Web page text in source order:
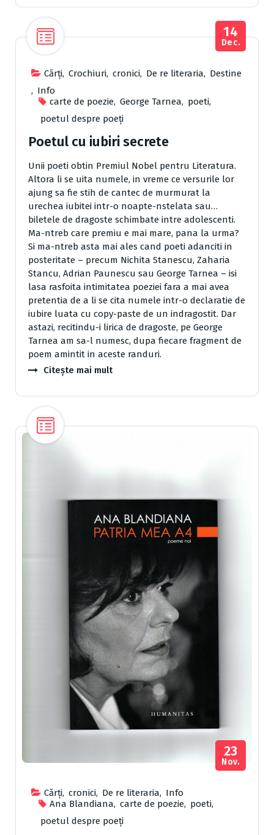
Cărţi, Crochiuri, cronici, De re literaria, Destine
, Info
carte de poezie, George Tarnea, poeti,
poetul despre poeți
14
Dec.
Poetul cu iubiri secrete
Unii poeti obtin Premiul Nobel pentru Literatura.
Altora li se uita numele, in vreme ce versurile lor
ajung sa fie stih de cantec de murmurat la
urechea iubitei intr-o noapte-nstelata sau…
biletele de dragoste schimbate intre adolescenti.
Ma-ntreb care premiu e mai mare, pana la urma?
Si ma-ntreb asta mai ales cand poeti adanciti in
posteritate – precum Nichita Stanescu, Zaharia
Stancu, Adrian Paunescu sau George Tarnea – isi
lasa rasfoita intimitatea poeziei fara a mai avea
pretentia de a li se cita numele intr-o declaratie de
iubire luata cu copy-paste de un indragostit. Dar
astazi, recitindu-i lirica de dragoste, pe George
Tarnea am sa-l numesc, dupa fiecare fragment de
poem amintit in aceste randuri.
Citește mai mult
Cărţi, cronici, De re literaria, Info
Ana Blandiana, carte de poezie, poeti,
poetul despre poeți
23
Nov.